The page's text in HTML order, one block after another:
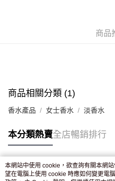
付款後門市自取，訂單確認後2-4
商品
商品相關分類 (1)
香水產品 女士香水 淡香水
本分類熱賣全店暢銷排行
熱門標籤
本網站中使用 cookie，欲查詢有關本網
望在電腦上使用 cookie 時應如何變更電